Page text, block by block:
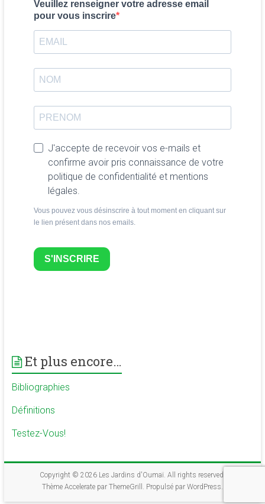
Veuillez renseigner votre adresse email
pour vous inscrire
J'accepte de recevoir vos e-mails et
confirme avoir pris connaissance de votre
politique de confidentialité et mentions
légales.
Vous pouvez vous désinscrire à tout moment en cliquant sur
le lien présent dans nos emails.
S'INSCRIRE
Et plus encore…
Bibliographies
Définitions
Testez-Vous!
Copyright © 2026 Les Jardins d'Oumaï. All rights reserved.
Thème Acceleratepar ThemeGrill. Propulsé par WordPress